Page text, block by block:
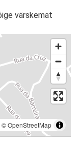
värskemat
©OpenStreetMap